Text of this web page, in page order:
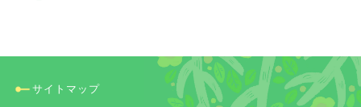
サイトマップ